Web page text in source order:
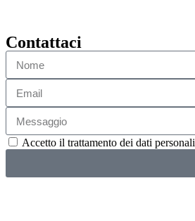
Contattaci
Accetto il trattamento dei dati personali